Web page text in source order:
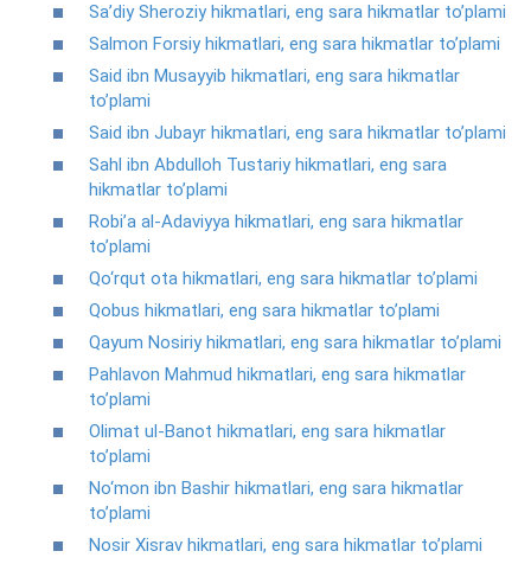
Sa’diy Sheroziy hikmatlari, eng sara hikmatlar to’plami
Salmon Forsiy hikmatlari, eng sara hikmatlar to’plami
Said ibn Musayyib hikmatlari, eng sara hikmatlar
to’plami
Said ibn Jubayr hikmatlari, eng sara hikmatlar to’plami
Sahl ibn Abdulloh Tustariy hikmatlari, eng sara
hikmatlar to’plami
Robi’a al-Adaviyya hikmatlari, eng sara hikmatlar
to’plami
Qo‘rqut ota hikmatlari, eng sara hikmatlar to’plami
Qobus hikmatlari, eng sara hikmatlar to’plami
Qayum Nosiriy hikmatlari, eng sara hikmatlar to’plami
Pahlavon Mahmud hikmatlari, eng sara hikmatlar
to’plami
Olimat ul-Banot hikmatlari, eng sara hikmatlar
to’plami
No‘mon ibn Bashir hikmatlari, eng sara hikmatlar
to’plami
Nosir Xisrav hikmatlari, eng sara hikmatlar to’plami